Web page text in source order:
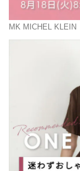
MK MICHEL KLEIN